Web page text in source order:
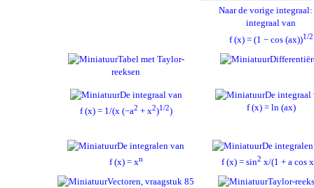
Naar de vorige integraal:
integraal van
f (x) = (1 − cos (ax))1/2
Tabel met Taylor-
reeksen
De integraal van
f (x) = 1/(x (−a2 + x2)1/2)
De integraal
f (x) = ln (ax)
De integralen van
f (x) = xn
De
f (x) = sin2 x/(1 + a cos
Vectoren, vraagstuk 85
Taylor-